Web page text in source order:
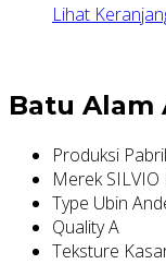
Lihat
Batu Alam
Produksi
Merek SILVIO
Type Ubin
Quality A
Teksture